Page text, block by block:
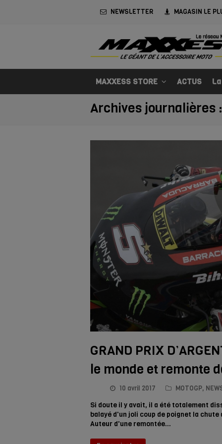
NEWSLETTER MAGASIN LE
MAXXESS STORE ACTUS
Archives journalières
GRAND PRIX
le monde et remonte
10 avril 2017 MOTOGP,
Si doute il y avait, il a été totalement
balayé d'un joli coup de poignet la
Auteur d'une remontée…